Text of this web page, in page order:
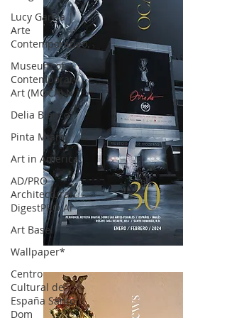
Lucy García |
Arte
Contemporáneo.
Museum of
Contemporary
Art (MOCA) N
Delia Blanco
Pinta Miami
Art in America
AD/PRO
Architectural
DigestPRO Ar
Art Basel
Wallpaper*
Centro
Cultural de
España Santo
Dom
OCA|News 30 /Enero-Febrero / 2024